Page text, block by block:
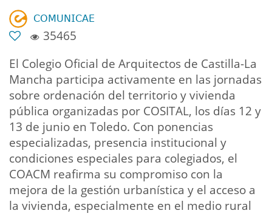
𝖢𝖮𝖬𝖴𝖭𝖨𝖢𝖠𝖤
35465
El Colegio Oficial de Arquitectos de Castilla-La
Mancha participa activamente en las jornadas
sobre ordenación del territorio y vivienda
pública organizadas por COSITAL, los días 12 y
13 de junio en Toledo. Con ponencias
especializadas, presencia institucional y
condiciones especiales para colegiados, el
COACM reafirma su compromiso con la
mejora de la gestión urbanística y el acceso a
la vivienda, especialmente en el medio rural